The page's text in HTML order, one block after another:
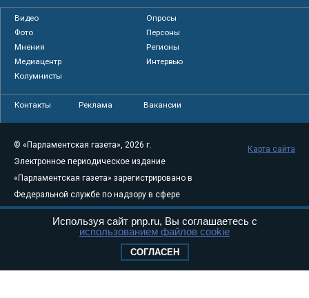
Видео
Опросы
Фото
Персоны
Мнения
Регионы
Медиацентр
Интервью
Колумнисты
Контакты Реклама Вакансии
© «Парламентская газета», 2026 г.
Электронное периодическое издание
«Парламентская газета» зарегистрировано в
Федеральной службе по надзору в сфере
связи, информационных технологий и
массовых коммуникаций (Роскомнадзор) 05
Свидетельство о регистрации Эл № ФС77-
Карта сайта
Используя сайт pnp.ru, Вы соглашаетесь с
использованием файлов cookie
СОГЛАСЕН